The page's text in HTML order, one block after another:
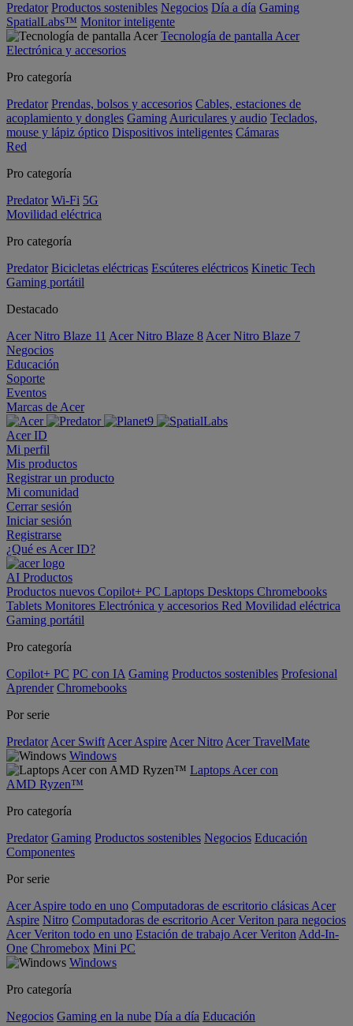
Predator Productos sostenibles Negocios Día a día Gaming
SpatialLabs™ Monitor inteligente
Tecnología de pantalla Acer
Electrónica y accesorios
Pro categoría
Predator Prendas, bolsos y accesorios Cables, estaciones de
acoplamiento y dongles Gaming Auriculares y audio Teclados,
mouse y lápiz óptico Dispositivos inteligentes Cámaras
Red
Pro categoría
Predator Wi-Fi 5G
Movilidad eléctrica
Pro categoría
Predator Bicicletas eléctricas Escúteres eléctricos Kinetic Tech
Gaming portátil
Destacado
Acer Nitro Blaze 11 Acer Nitro Blaze 8 Acer Nitro Blaze 7
Negocios
Educación
Soporte
Eventos
Marcas de Acer
Acer ID
Mi perfil
Mis productos
Registrar un producto
Mi comunidad
Cerrar sesión
Iniciar sesión
Registrarse
¿Qué es Acer ID?
AI Productos
Productos nuevos Copilot+ PC Laptops Desktops Chromebooks
Tablets Monitores Electrónica y accesorios Red Movilidad eléctrica
Gaming portátil
Pro categoría
Copilot+ PC PC con IA Gaming Productos sostenibles Profesional
Aprender Chromebooks
Por serie
Predator Acer Swift Acer Aspire Acer Nitro Acer TravelMate
Windows
Laptops Acer con
AMD Ryzen™
Pro categoría
Predator Gaming Productos sostenibles Negocios Educación
Componentes
Por serie
Acer Aspire todo en uno Computadoras de escritorio clásicas Acer
Aspire Nitro Computadoras de escritorio Acer Veriton para negocios
Acer Veriton todo en uno Estación de trabajo Acer Veriton Add-In-
One Chromebox Mini PC
Windows
Pro categoría
Negocios Gaming en la nube Día a día Educación